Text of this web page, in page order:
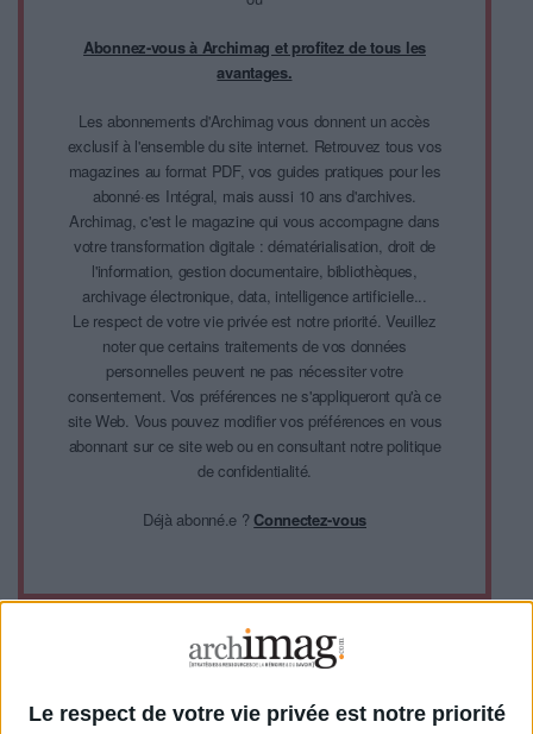
Le respect de votre vie privée est notre priorité
Abonnez-vous à Archimag et profitez de tous les
avantages.
Les abonnements d'Archimag vous donnent un accès
exclusif à l'ensemble du site internet. Retrouvez tous vos
magazines au format PDF, vos guides pratiques pour les
abonné·es Intégral, mais aussi 10 ans d'archives.
Archimag, c'est le magazine qui vous accompagne dans
votre transformation digitale : dématérialisation, droit de
l'information, gestion documentaire, bibliothèques,
archivage électronique, data, intelligence artificielle...
Le respect de votre vie privée est notre priorité. Veuillez
noter que certains traitements de vos données
personnelles peuvent ne pas nécessiter votre
consentement. Vos préférences ne s'appliqueront qu'à ce
site Web. Vous pouvez modifier vos préférences en vous
abonnant sur ce site web ou en consultant notre politique
de confidentialité.
Déjà abonné.e ?Connectez-vous
La sécurité : maillon essentiel de la digital workplace